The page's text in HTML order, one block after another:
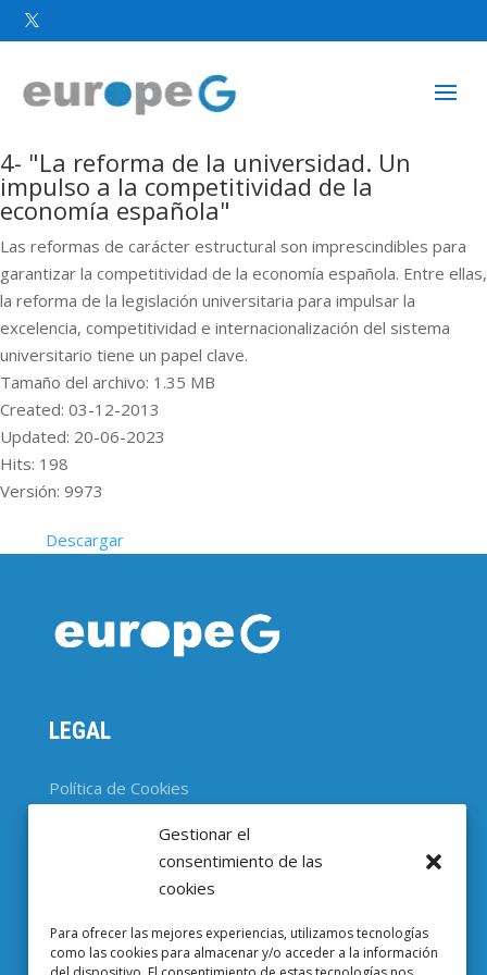
Gestionar el
consentimiento de las
cookies
Para ofrecer las mejores experiencias, utilizamos tecnologías
como las cookies para almacenar y/o acceder a la información

4- "La reforma de la universidad. Un
impulso a la competitividad de la
economía española"
Las reformas de carácter estructural son imprescindibles para
garantizar la competitividad de la economía española. Entre ellas,
la reforma de la legislación universitaria para impulsar la
excelencia, competitividad e internacionalización del sistema
universitario tiene un papel clave.
Tamaño del archivo: 1.35 MB
Created: 03-12-2013
Updated: 20-06-2023
Hits: 198
Versión: 9973
Descargar
LEGAL
Política de Cookies
CONTACTO
Baldiri i Reixac, 4-8, 08028 Barcelona